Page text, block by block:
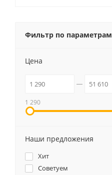
Фильтр по параметрам
Цена
1 290
Наши предложения
Хит
Советуем